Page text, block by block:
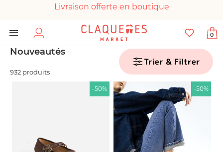
Livraison offerte en boutique
Paiement 100% sécurisé
Chaussures garanties en parfait état
0
Nouveautés
932 produits
Trier & Filtrer
-50% -50%